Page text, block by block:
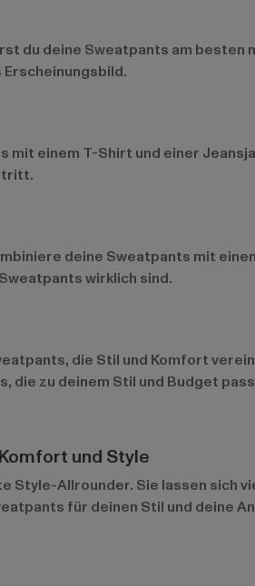
du deine Sweatpants am
mit einem T-Shirt und einer
deine Sweatpants mit
wirklich sind.
die Stil und Komfort
zu deinem Stil und Budget
und Style
Style-Allrounder. Sie lassen sich
für deinen Stil und deine